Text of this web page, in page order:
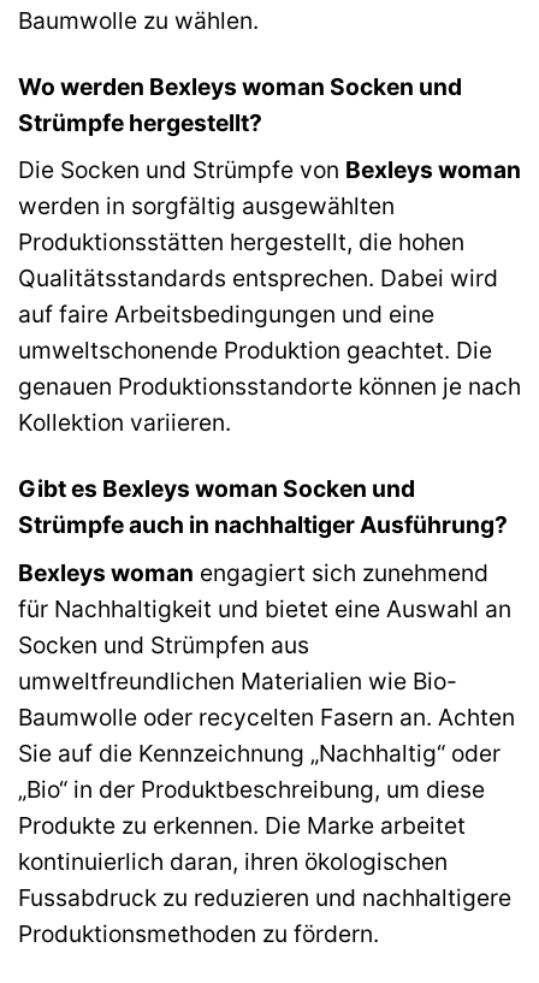
Baumwolle zu wählen.
Wo werden Bexleys woman Socken und
Strümpfe hergestellt?
Die Socken und Strümpfe von Bexleys woman
werden in sorgfältig ausgewählten
Produktionsstätten hergestellt, die hohen
Qualitätsstandards entsprechen. Dabei wird
auf faire Arbeitsbedingungen und eine
umweltschonende Produktion geachtet. Die
genauen Produktionsstandorte können je nach
Kollektion variieren.
Gibt es Bexleys woman Socken und
Strümpfe auch in nachhaltiger Ausführung?
Bexleys woman engagiert sich zunehmend
für Nachhaltigkeit und bietet eine Auswahl an
Socken und Strümpfen aus
umweltfreundlichen Materialien wie Bio-
Baumwolle oder recycelten Fasern an. Achten
Sie auf die Kennzeichnung „Nachhaltig“ oder
„Bio“ in der Produktbeschreibung, um diese
Produkte zu erkennen. Die Marke arbeitet
kontinuierlich daran, ihren ökologischen
Fussabdruck zu reduzieren und nachhaltigere
Produktionsmethoden zu fördern.